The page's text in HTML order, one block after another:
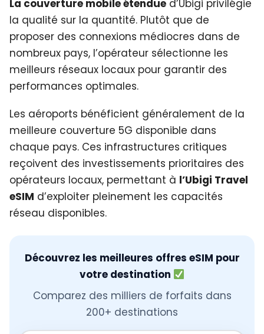
La couverture mobile étendue d’Ubigi privilégie
la qualité sur la quantité. Plutôt que de
proposer des connexions médiocres dans de
nombreux pays, l’opérateur sélectionne les
meilleurs réseaux locaux pour garantir des
performances optimales.
Les aéroports bénéficient généralement de la
meilleure couverture 5G disponible dans
chaque pays. Ces infrastructures critiques
reçoivent des investissements prioritaires des
opérateurs locaux, permettant à l’Ubigi Travel
eSIM d’exploiter pleinement les capacités
réseau disponibles.
Découvrez les meilleures offres eSIM pour
votre destination
Comparez des milliers de forfaits dans
200+ destinations